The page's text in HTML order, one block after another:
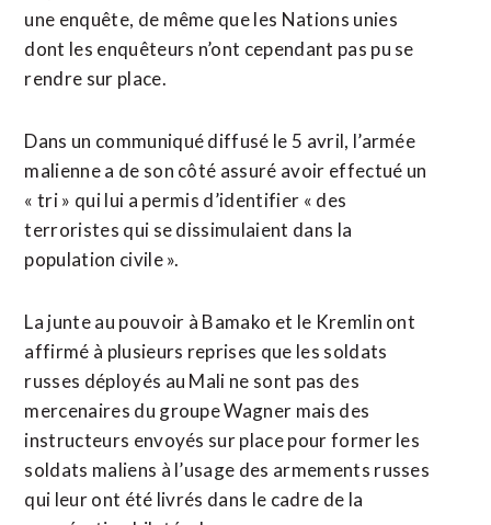
une enquête, de même que les Nations unies
dont les enquêteurs n’ont cependant pas pu se
rendre sur place.
Dans un communiqué diffusé le 5 avril, l’armée
malienne a de son côté assuré avoir effectué un
« tri » qui lui a permis d’identifier « des
terroristes qui se dissimulaient dans la
population civile ».
La junte au pouvoir à Bamako et le Kremlin ont
affirmé à plusieurs reprises que les soldats
russes déployés au Mali ne sont pas des
mercenaires du groupe Wagner mais des
instructeurs envoyés sur place pour former les
soldats maliens à l’usage des armements russes
qui leur ont été livrés dans le cadre de la